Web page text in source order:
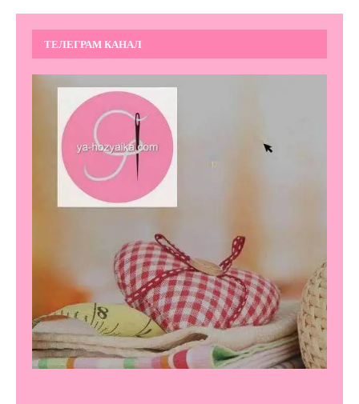
ТЕЛЕГРАМ КАНАЛ